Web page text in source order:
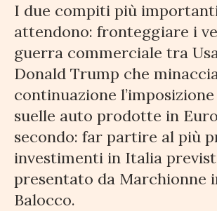
I due compiti più
attendono: fronteggiare i
guerra commerciale tra
Donald Trump che
continuazione
suelle auto prodotte in
secondo: far partire al più
investimenti in Italia
presentato da Marchionne
Balocco.